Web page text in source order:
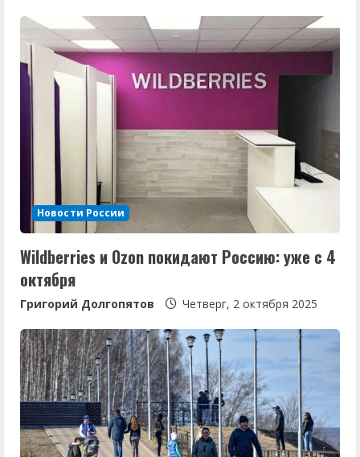
Новости России
Wildberries и Ozon покидают Россию: уже с 4
октября
Григорий Долгопятов Четверг, 2 октября 2025